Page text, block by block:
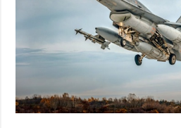
Deportes
Desastres y
emergencias